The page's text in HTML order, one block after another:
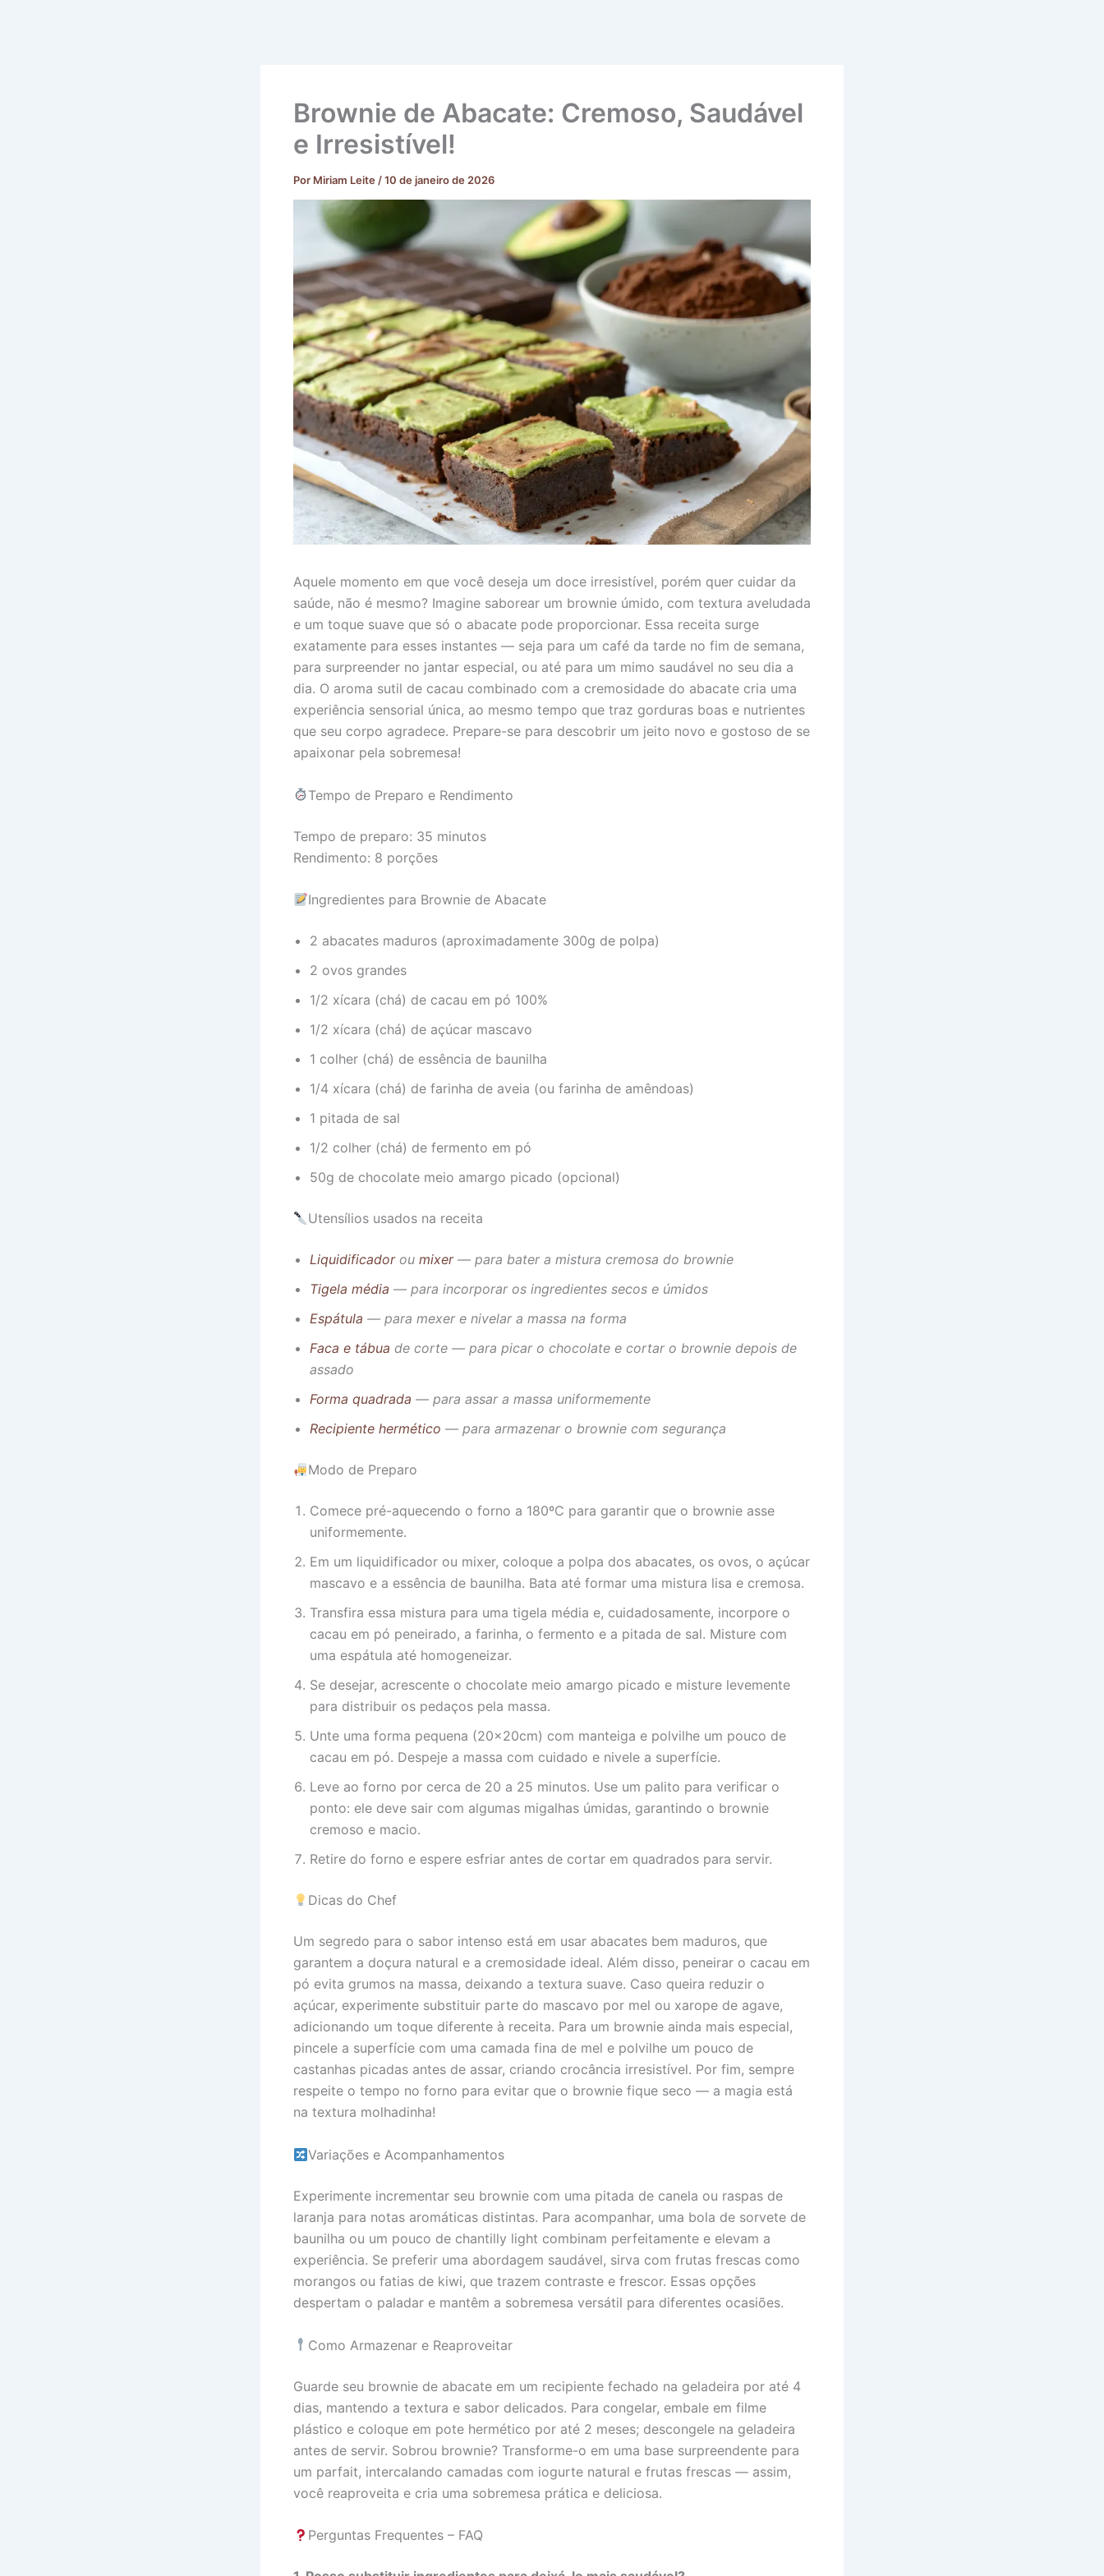
Brownie de Abacate: Cremoso, Saudável
e Irresistível!
Por Miriam Leite /10 de janeiro de 2026
Aquele momento em que você deseja um doce irresistível, porém quer cuidar da
saúde, não é mesmo? Imagine saborear um brownie úmido, com textura aveludada
e um toque suave que só o abacate pode proporcionar. Essa receita surge
exatamente para esses instantes — seja para um café da tarde no fim de semana,
para surpreender no jantar especial, ou até para um mimo saudável no seu dia a
dia. O aroma sutil de cacau combinado com a cremosidade do abacate cria uma
experiência sensorial única, ao mesmo tempo que traz gorduras boas e nutrientes
que seu corpo agradece. Prepare-se para descobrir um jeito novo e gostoso de se
apaixonar pela sobremesa!
Tempo de Preparo e Rendimento
Tempo de preparo: 35 minutos
Rendimento: 8 porções
Ingredientes para Brownie de Abacate
2 abacates maduros (aproximadamente 300g de polpa)
2 ovos grandes
1/2 xícara (chá) de cacau em pó 100%
1/2 xícara (chá) de açúcar mascavo
1 colher (chá) de essência de baunilha
1/4 xícara (chá) de farinha de aveia (ou farinha de amêndoas)
1 pitada de sal
1/2 colher (chá) de fermento em pó
50g de chocolate meio amargo picado (opcional)
Utensílios usados na receita
Liquidificadorou mixer— para bater a mistura cremosa do brownie
Tigela média — para incorporar os ingredientes secos e úmidos
Espátula — para mexer e nivelar a massa na forma
Faca e tábua de corte — para picar o chocolate e cortar o brownie depois de
assado
Forma quadrada — para assar a massa uniformemente
Recipiente hermético — para armazenar o brownie com segurança
Modo de Preparo
Comece pré-aquecendo o forno a 180ºC para garantir que o brownie asse
uniformemente.
Em um liquidificador ou mixer, coloque a polpa dos abacates, os ovos, o açúcar
mascavo e a essência de baunilha. Bata até formar uma mistura lisa e cremosa.
Transfira essa mistura para uma tigela média e, cuidadosamente, incorpore o
cacau em pó peneirado, a farinha, o fermento e a pitada de sal. Misture com
uma espátula até homogeneizar.
Se desejar, acrescente o chocolate meio amargo picado e misture levemente
para distribuir os pedaços pela massa.
Unte uma forma pequena (20x20cm) com manteiga e polvilhe um pouco de
cacau em pó. Despeje a massa com cuidado e nivele a superfície.
Leve ao forno por cerca de 20 a 25 minutos. Use um palito para verificar o
ponto: ele deve sair com algumas migalhas úmidas, garantindo o brownie
cremoso e macio.
Retire do forno e espere esfriar antes de cortar em quadrados para servir.
Dicas do Chef
Um segredo para o sabor intenso está em usar abacates bem maduros, que
garantem a doçura natural e a cremosidade ideal. Além disso, peneirar o cacau em
pó evita grumos na massa, deixando a textura suave. Caso queira reduzir o
açúcar, experimente substituir parte do mascavo por mel ou xarope de agave,
adicionando um toque diferente à receita. Para um brownie ainda mais especial,
pincele a superfície com uma camada fina de mel e polvilhe um pouco de
castanhas picadas antes de assar, criando crocância irresistível. Por fim, sempre
respeite o tempo no forno para evitar que o brownie fique seco — a magia está
na textura molhadinha!
Variações e Acompanhamentos
Experimente incrementar seu brownie com uma pitada de canela ou raspas de
laranja para notas aromáticas distintas. Para acompanhar, uma bola de sorvete de
baunilha ou um pouco de chantilly light combinam perfeitamente e elevam a
experiência. Se preferir uma abordagem saudável, sirva com frutas frescas como
morangos ou fatias de kiwi, que trazem contraste e frescor. Essas opções
despertam o paladar e mantêm a sobremesa versátil para diferentes ocasiões.
Como Armazenar e Reaproveitar
Guarde seu brownie de abacate em um recipiente fechado na geladeira por até 4
dias, mantendo a textura e sabor delicados. Para congelar, embale em filme
plástico e coloque em pote hermético por até 2 meses; descongele na geladeira
antes de servir. Sobrou brownie? Transforme-o em uma base surpreendente para
um parfait, intercalando camadas com iogurte natural e frutas frescas — assim,
você reaproveita e cria uma sobremesa prática e deliciosa.
Perguntas Frequentes – FAQ